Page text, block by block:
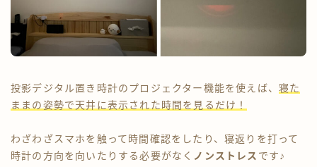
投影デジタル置き時計のプロジェクター機能を使えば、 寝た
ままの姿勢で天井に表示された時間を見るだけ！
わざわざスマホを触って時間確認をしたり、寝返りを打って
時計の方向を向いたりする必要がなく ノンストレス です♪